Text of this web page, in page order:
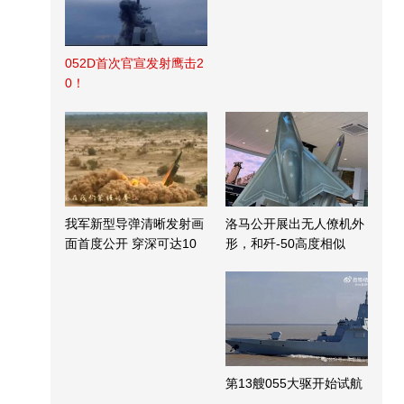
052D首次官宣发射鹰击2
0！
我军新型导弹清晰发射画
面首度公开 穿深可达10
洛马公开展出无人僚机外
形，和歼-50高度相似
第13艘055大驱开始试航